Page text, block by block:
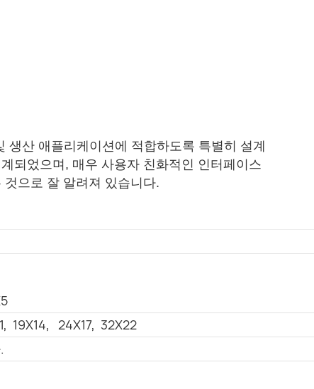
산 애플리케이션에 적합하도록 특별히 설계
되었으며, 매우 사용자 친화적인 인터페이스
으로 잘 알려져 있습니다.
19X14, 24X17, 32X22